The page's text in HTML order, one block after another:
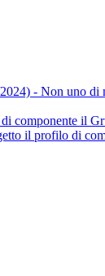
- Non uno di
componente il
il profilo di